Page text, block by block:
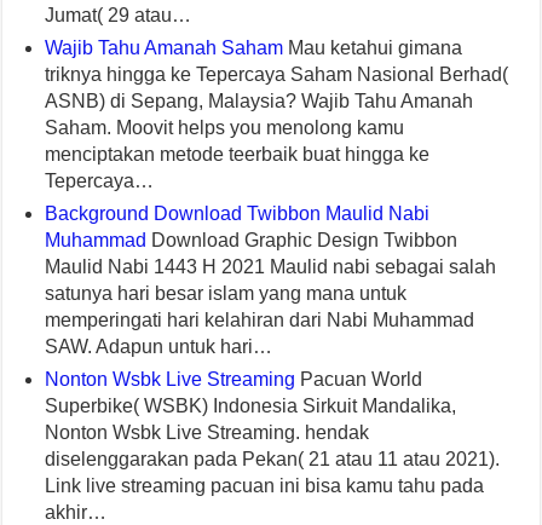
Jumat( 29 atau…
Wajib Tahu Amanah Saham Mau ketahui gimana
triknya hingga ke Tepercaya Saham Nasional Berhad(
ASNB) di Sepang, Malaysia? Wajib Tahu Amanah
Saham. Moovit helps you menolong kamu
menciptakan metode teerbaik buat hingga ke
Tepercaya…
Background Download Twibbon Maulid Nabi
Muhammad Download Graphic Design Twibbon
Maulid Nabi 1443 H 2021 Maulid nabi sebagai salah
satunya hari besar islam yang mana untuk
memperingati hari kelahiran dari Nabi Muhammad
SAW. Adapun untuk hari…
Nonton Wsbk Live Streaming Pacuan World
Superbike( WSBK) Indonesia Sirkuit Mandalika,
Nonton Wsbk Live Streaming. hendak
diselenggarakan pada Pekan( 21 atau 11 atau 2021).
Link live streaming pacuan ini bisa kamu tahu pada
akhir…